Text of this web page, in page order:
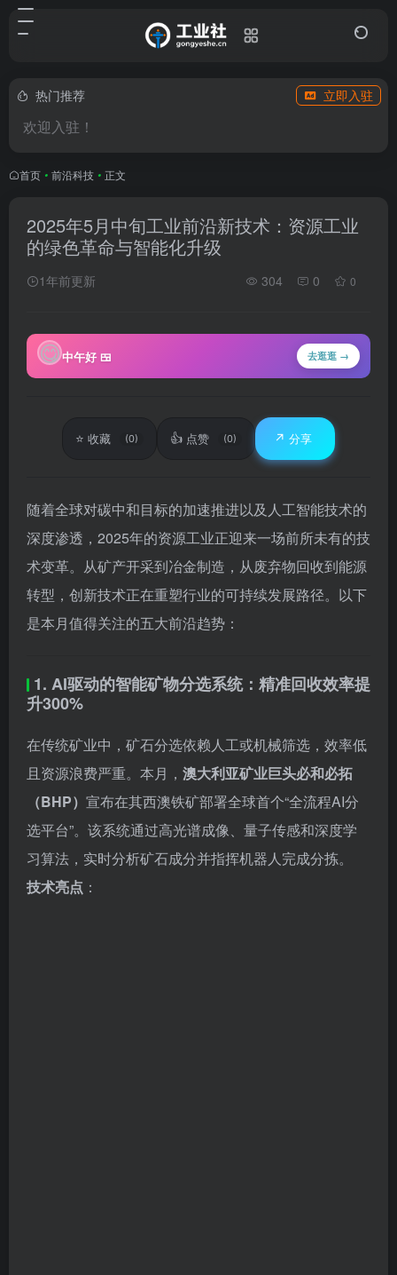
热门推荐 立即入驻
欢迎入驻！
首页 • 前沿科技 • 正文
2025年5月中旬工业前沿新技术：资源工业
的绿色革命与智能化升级
1年前更新 304 0 0
😋中午好 🍱 去逛逛 →
⭐ 收藏 (0) 👍 点赞 (0) ↗️ 分享
随着全球对碳中和目标的加速推进以及人工智能技术的
深度渗透，2025年的资源工业正迎来一场前所未有的技
术变革。从矿产开采到冶金制造，从废弃物回收到能源
转型，创新技术正在重塑行业的可持续发展路径。以下
是本月值得关注的五大前沿趋势：
1. AI驱动的智能矿物分选系统：精准回收效率提
升300%
在传统矿业中，矿石分选依赖人工或机械筛选，效率低
且资源浪费严重。本月， 澳大利亚矿业巨头必和必拓
（BHP） 宣布在其西澳铁矿部署全球首个“全流程AI分
选平台”。该系统通过高光谱成像、量子传感和深度学
习算法，实时分析矿石成分并指挥机器人完成分拣。
技术亮点 ：